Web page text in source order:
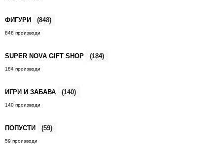
ФИГУРИ (848)
848 производи
SUPER NOVA GIFT SHOP (184)
184 производи
ИГРИ И ЗАБАВА (140)
140 производи
ПОПУСТИ (59)
59 производи